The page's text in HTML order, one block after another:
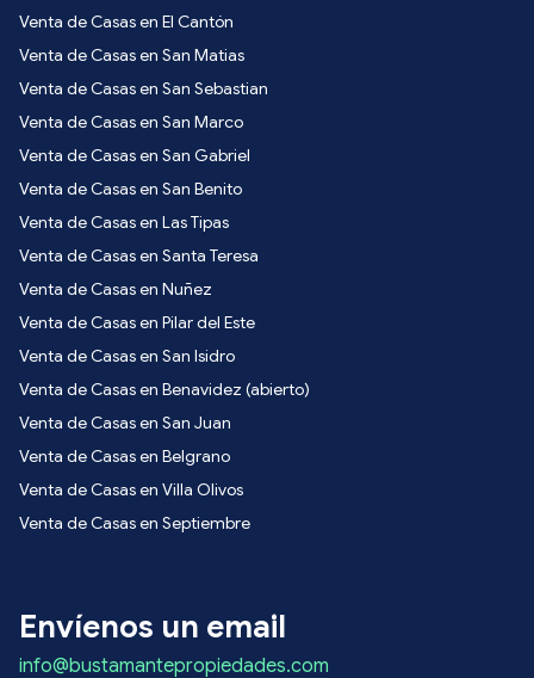
Venta de Casas en El Cantón
Venta de Casas en San Matias
Venta de Casas en San Sebastian
Venta de Casas en San Marco
Venta de Casas en San Gabriel
Venta de Casas en San Benito
Venta de Casas en Las Tipas
Venta de Casas en Santa Teresa
Venta de Casas en Nuñez
Venta de Casas en Pilar del Este
Venta de Casas en San Isidro
Venta de Casas en Benavidez (abierto)
Venta de Casas en San Juan
Venta de Casas en Belgrano
Venta de Casas en Villa Olivos
Venta de Casas en Septiembre
Envíenos un email
info@bustamantepropiedades.com